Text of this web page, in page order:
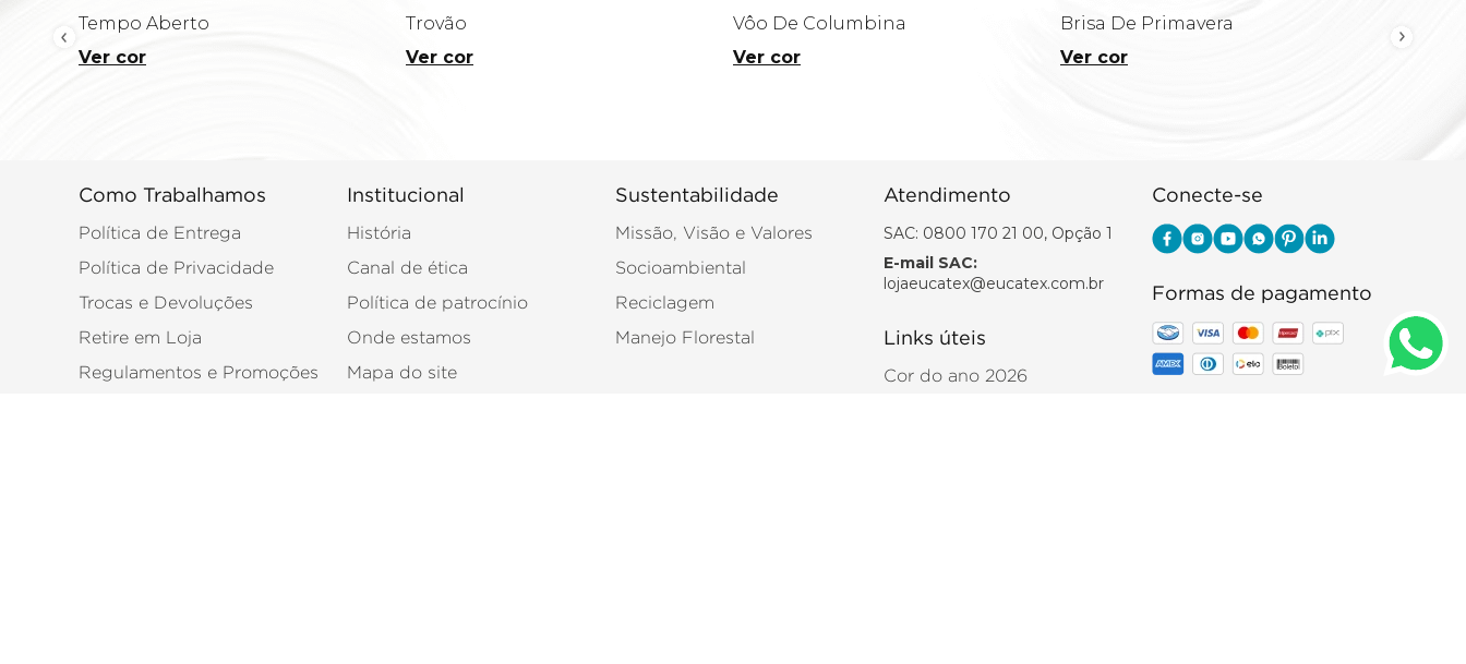
Tempo Aberto
Ver cor
Trovão
Ver cor
Vôo De Columbina
Ver cor
Brisa De Primavera
Ver cor
Como Trabalhamos
Política de Entrega
Política de Privacidade
Trocas e Devoluções
Retire em Loja
Regulamentos e Promoções
Institucional
História
Canal de ética
Política de patrocínio
Onde estamos
Mapa do site
Sustentabilidade
Missão, Visão e Valores
Socioambiental
Reciclagem
Manejo Florestal
Atendimento
SAC: 0800 170 21 00, Opção 1
E-mail SAC:
lojaeucatex@eucatex.com.br
Links úteis
Cor do ano 2026
Conecte-se
Formas de pagamento